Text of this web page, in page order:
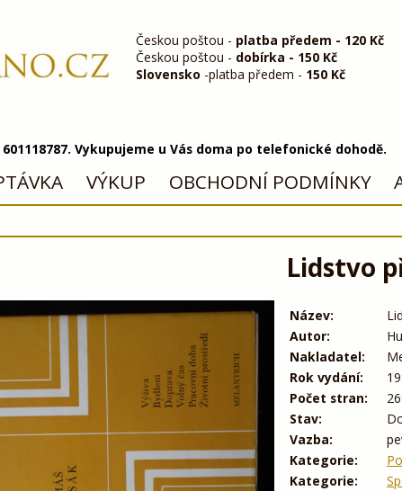
Českou poštou - platba předem - 120 Kč
Českou poštou - dobírka - 150 Kč
Slovensko -platba předem - 150 Kč
Vykupujeme u Vás doma po telefonické dohodě.
VÝKUP OBCHODNÍ PODMÍNKY
Lidstvo
Název:
Autor:
Nakladatel:
Rok vydání:
Počet stran:
Stav:
Vazba:
Kategorie:
Kategorie: